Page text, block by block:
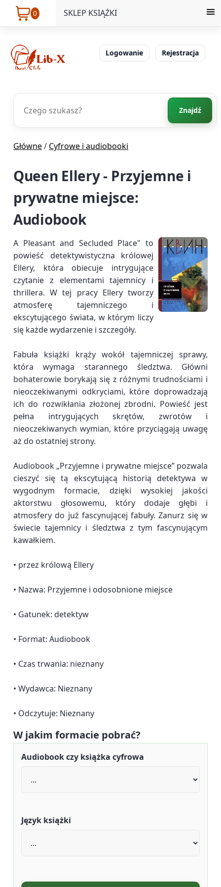
0 SKLEP KSIĄŻKI
Logowanie Rejestracja
Znajdź
Główne/ Cyfrowe i audiobooki
Queen Ellery - Przyjemne i
prywatne miejsce:
Audiobook
A Pleasant and Secluded Place" to
powieść detektywistyczna królowej
Ellery, która obiecuje intrygujące
czytanie z elementami tajemnicy i
thrillera. W tej pracy Ellery tworzy
atmosferę tajemniczego i
ekscytującego świata, w którym liczy
się każde wydarzenie i szczegóły.
Fabuła książki krąży wokół tajemniczej sprawy,
która wymaga starannego śledztwa. Główni
bohaterowie borykają się z różnymi trudnościami i
nieoczekiwanymi odkryciami, które doprowadzają
ich do rozwikłania złożonej zbrodni. Powieść jest
pełna intrygujących skrętów, zwrotów i
nieoczekiwanych wymian, które przyciągają uwagę
aż do ostatniej strony.
Audiobook „Przyjemne i prywatne miejsce” pozwala
cieszyć się tą ekscytującą historią detektywa w
wygodnym formacie, dzięki wysokiej jakości
aktorstwu głosowemu, który dodaje głębi i
atmosfery do już fascynującej fabuły. Zanurz się w
świecie tajemnicy i śledztwa z tym fascynującym
kawałkiem.
• przez królową Ellery
• Nazwa: Przyjemne i odosobnione miejsce
• Gatunek: detektyw
• Format: Audiobook
• Czas trwania: nieznany
• Wydawca: Nieznany
• Odczytuje: Nieznany
W jakim formacie pobrać?
Audiobook czy książka cyfrowa
Język książki